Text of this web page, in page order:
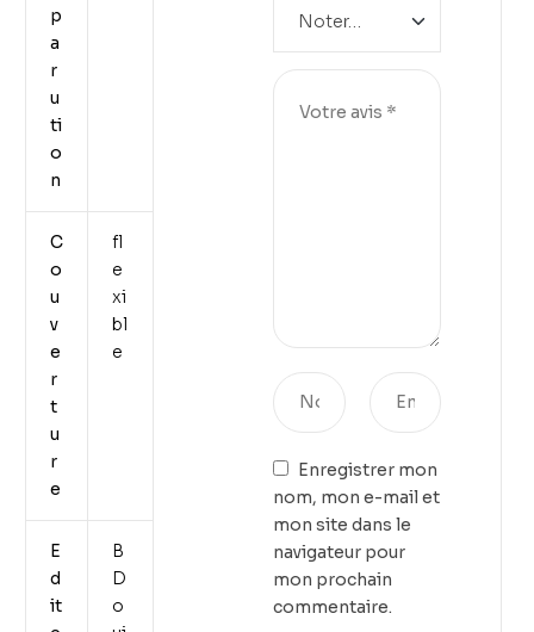
p
a
r
u
ti
o
n
C
o
u
v
e
r
t
u
r
e
fl
e
xi
bl
e
E
d
it
B
D
o
Enregistrer mon
nom, mon e-mail et
mon site dans le
navigateur pour
mon prochain
commentaire.